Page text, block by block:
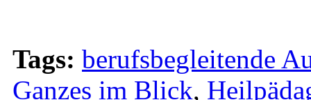
Tags: berufsbegleitende
Ganzes im Blick,